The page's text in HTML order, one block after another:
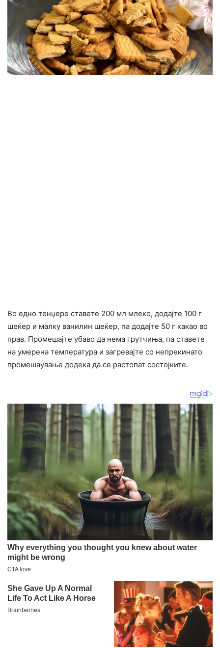
Во едно тенџере ставете 200 мл млеко, додајте 100 г
шеќер и малку ванилин шеќер, па додајте 50 г какао во
прав. Промешајте убаво да нема грутчиња, па ставете
на умерена температура и загревајте со непрекинато
промешаување додека да се растопат состојките.